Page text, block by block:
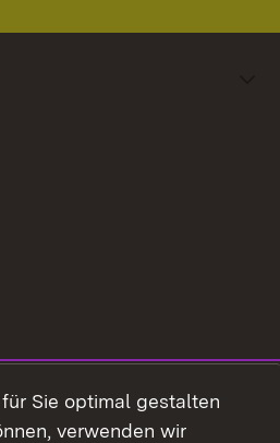
Sie optimal gestalten
verwenden wir